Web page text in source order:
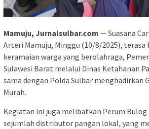
Mamuju, Jurnalsulbar.com — Suasana
Arteri Mamuju, Minggu (10/8/2025), terasa
keramaian warga yang berolahraga,
Sulawesi Barat melalui Dinas Ketahanan
sama dengan Polda Sulbar menghadirkan
Murah.
Kegiatan ini juga melibatkan Perum Bulog
sejumlah distributor pangan lokal, yang